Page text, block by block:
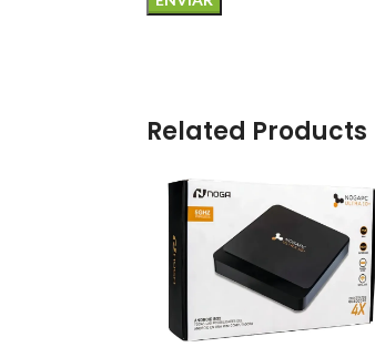
Related Products